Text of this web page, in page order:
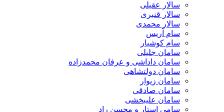
سالار عقیلی
سالار قنبری
سالار محمدی
سام آریس
سام کوشیار
سامان جلیلی
سامان داداشی و عرفان محمدزاده
سامان دولتشاهی
سامان زیوار
سامان صادقی
سامان علیبخشی
سامی استار و محسن راد